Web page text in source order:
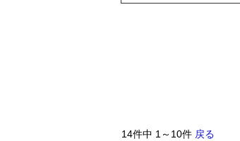
14件中 1～10件 戻る